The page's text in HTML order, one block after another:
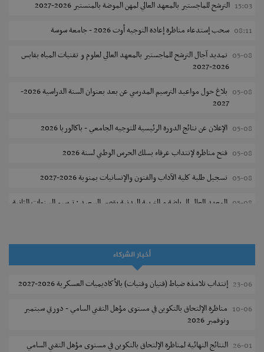
15:03 الترشح للماجستير بالمعهد العالي لمهن الموضة بالمنستير 2026-2027
08:11 سحب إستدعاء مناظرة إعادة التوجيه أوت 2026 - جامعة سوسة
05-08 تمديد آجال الترشح للماجستير بالمعهد العالي لعلوم و تقنيات المياه بقابس
2026-2027
05-08
بلاغ حول مواعيد الترسيم المدرسي عن بعد بعنوان السنة الدراسية 2026-
2027
05-08 الإعلان عن نتائج الدورة الرئيسية للتوجيه الجامعي - باكالوريا 2026
05-08 فتح مناظرة لإنتداب عرفاء بسلك الحرس الوطني لسنة 2026
05-08 تسجيل طلبة كلية الآداب والفنون والإنسانيات بمنوبة 2026-2027
05-08 المعهد العالي للرياضة و التربية البدنية بقصر السعيد : ترسيم السنوات الثانية
05-08 كلية العلوم الإقتصادية والتصرف بسوسة : الترشح لماجستير مهني جديد
05-08
الترشح للماجستير بالمعهد العالي للرياضة والتربية البدنية بصفاقس 2026-
نتائج القبول الأولي لمناظرة إنتداب أساتذة التعليم الثانوي والفني والتقني
أخبار الشركاء
23-06 إنتداب تلامذة ضباط (فتيان وفتيات) بالأكاديميات العسكرية 2026-2027
10-06 مناظرة الإلتحاق بالتكوين في مستوى مؤهل التقني السامي - دورتي سبتمبر
ونوفمبر 2026
26-01 النتائج النهائية لمناظرة الإلتحاق بالتكوين في مستوى مؤهل التقني السامي